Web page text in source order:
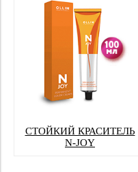
СТОЙКИЙ КРАСИТЕЛЬ
N-JOY